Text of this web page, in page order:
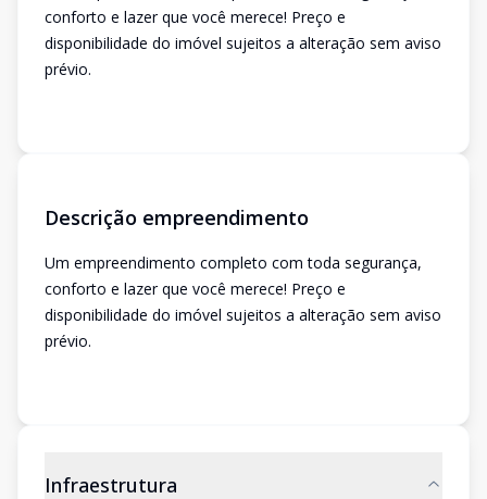
conforto e lazer que você merece! Preço e
disponibilidade do imóvel sujeitos a alteração sem aviso
prévio.
Descrição empreendimento
Um empreendimento completo com toda segurança,
conforto e lazer que você merece! Preço e
disponibilidade do imóvel sujeitos a alteração sem aviso
prévio.
Infraestrutura